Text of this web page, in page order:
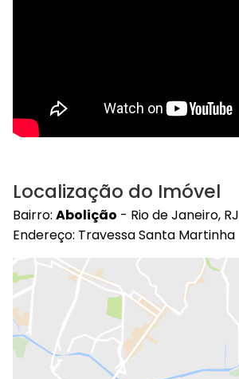
Localização do Imóvel
Bairro: Abolição - Rio de Janeiro, RJ
Endereço: Travessa Santa Martinha